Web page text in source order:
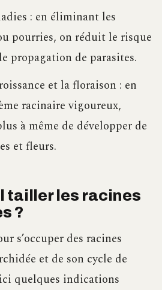
: en éliminant les
pourries, on réduit le risque
propagation de parasites.
et la floraison : en
racinaire vigoureux,
à même de développer de
et fleurs.
tailler les racines
?
s’occuper des racines
et de son cycle de
quelques indications